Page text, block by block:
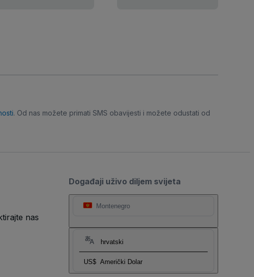
. Od nas možete primati SMS obavijesti i možete odustati od
Događaji uživo diljem svijeta
Montenegro
hrvatski
US$ Američki Dolar
nas